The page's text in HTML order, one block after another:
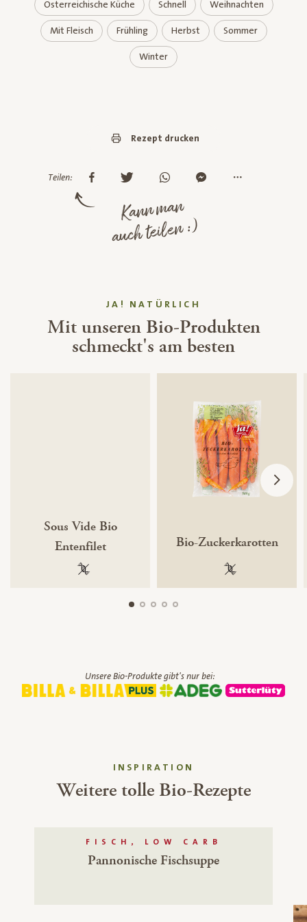
Österreichische Küche Schnell Weihnachten
Mit Fleisch Frühling Herbst Sommer
Winter
Rezept drucken
Teilen:
Kann man
auch teilen :)
JA! NATÜRLICH
Mit unseren Bio-Produkten
schmeckt's am besten
Sous Vide Bio
Entenfilet
100 % gentechnikfrei
Bio-Zuckerkarotten
100 %
Unsere Bio-Produkte gibt's nur bei:
INSPIRATION
Weitere tolle Bio-Rezepte
FISCH, LOW CARB
Pannonische Fischsuppe